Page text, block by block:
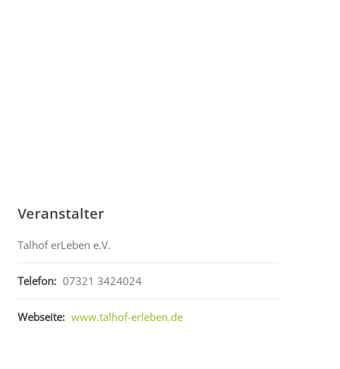
Veranstalter
Talhof erLeben e.V.
Telefon: 07321 3424024
Webseite: www.talhof-erleben.de